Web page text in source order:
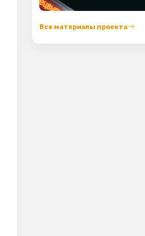
Все материалы проекта